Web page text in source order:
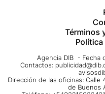
Términos
Agencia DIB - Fecha
Contactos:
Dirección de las oficinas: Calle
de Buenos